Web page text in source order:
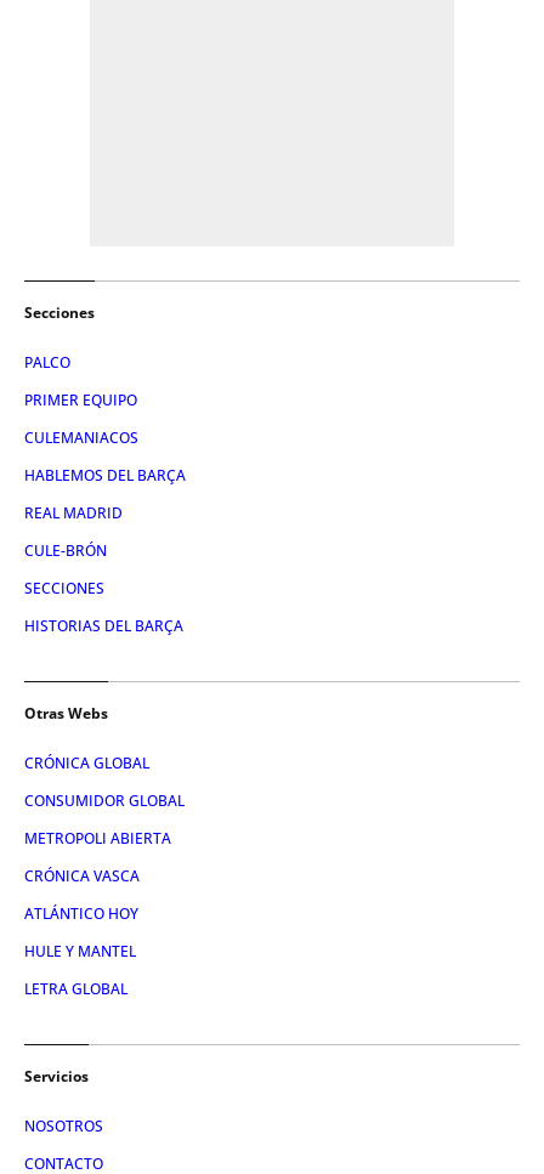
Secciones
PALCO
PRIMER EQUIPO
CULEMANIACOS
HABLEMOS DEL BARÇA
REAL MADRID
CULE-BRÓN
SECCIONES
HISTORIAS DEL BARÇA
Otras Webs
CRÓNICA GLOBAL
CONSUMIDOR GLOBAL
METROPOLI ABIERTA
CRÓNICA VASCA
ATLÁNTICO HOY
HULE Y MANTEL
LETRA GLOBAL
Servicios
NOSOTROS
CONTACTO